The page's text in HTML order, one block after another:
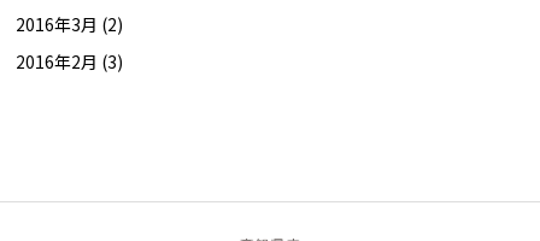
2016年3月 (2)
2016年2月 (3)